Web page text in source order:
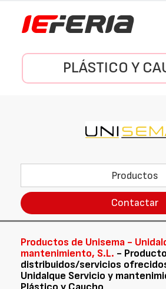
PLÁSTICO Y
Productos
Contactar
Productos de Unisema -
mantenimiento, S.L. -
distribuidos/servicios
Unidalque Servicio y